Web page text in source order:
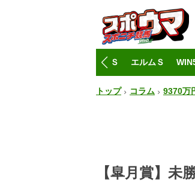
レパードＳ エルムＳ
トップ コラム 9370万
【皐月賞】